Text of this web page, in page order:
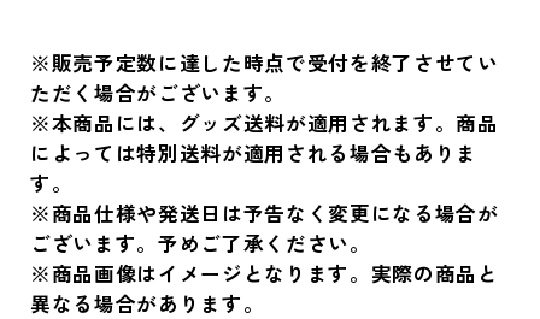
※販売予定数に達した時点で受付を終了させてい
ただく場合がございます。
※本商品には、グッズ送料が適用されます。商品
によっては特別送料が適用される場合もありま
す。
※商品仕様や発送日は予告なく変更になる場合が
ございます。予めご了承ください。
※商品画像はイメージとなります。実際の商品と
異なる場合があります。